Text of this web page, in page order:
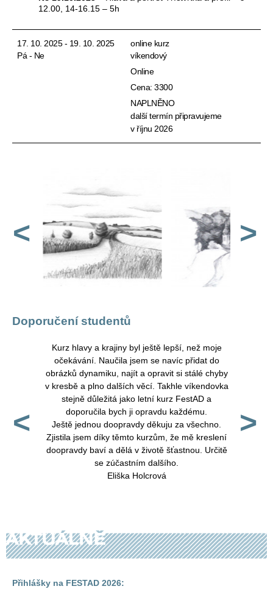
12.00, 14-16.15 – 5h
17. 10. 2025 - 19. 10. 2025
Pá - Ne
online kurz
víkendový
Online
Cena: 3300
NAPLNĚNO
další termín připravujeme
v říjnu 2026
< >
Doporučení studentů
posune
Kurz hlavy a krajiny byl ještě lepší, než moje
očekávání. Naučila jsem se navíc přidat do
obrázků dynamiku, najít a opravit si stálé chyby
v kresbě a plno dalších věcí. Takhle víkendovka
stejně důležitá jako letní kurz FestAD a
doporučila bych ji opravdu každému.
Ještě jednou doopravdy děkuju za všechno.
Zjistila jsem díky těmto kurzům, že mě kreslení
doopravdy baví a dělá v životě šťastnou. Určitě
se zúčastním dalšího.
Eliška Holcrová
< >
Přihlášky na FESTAD 2026: